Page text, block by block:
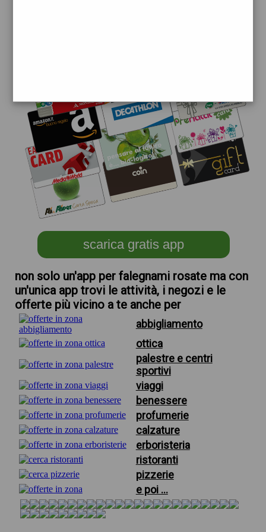
scarica gratis app
non solo un'app per falegnami rosate ma con
un'unica app trovi le attività, i negozi e le
offerte più vicino a te anche per
abbigliamento
ottica
palestre e centri
sportivi
viaggi
benessere
profumerie
calzature
erboristeria
ristoranti
pizzerie
e poi ...